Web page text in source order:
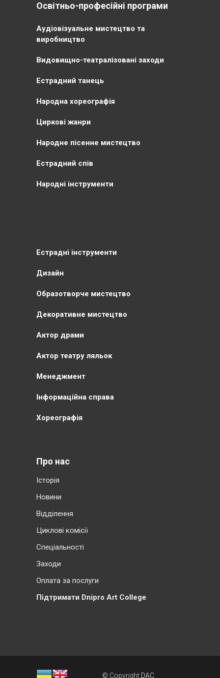
Освітньо-професійні програми
Аудіовізуальне мистецтво та
виробництво
Видовищно-театралізовані заходи
Естрадний танець
Народна хореографія
Циркові жанри
Народне пісенне мистецтво
Естрадний спів
Народні інструменти
Естрадні інструменти
Дизайн
Образотворче мистецтво
Декоративне мистецтво
Актор драми
Актор театру ляльок
Менеджмент
Інформаційна справа
Хореографія
Про нас
Історія
Новини
Відділення
Циклові комісії
Cпеціальності
Заходи
Оплата за послуги
Підтримати Dnipro Art College
© Copyright DAC